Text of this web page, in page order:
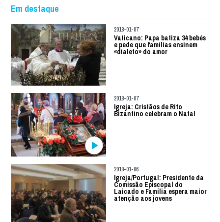
Em destaque
2018-01-07
Vaticano: Papa batiza 34 bebés
e pede que famílias ensinem
«dialeto» do amor
2018-01-07
Igreja: Cristãos de Rito
Bizantino celebram o Natal
2018-01-06
Igreja/Portugal: Presidente da
Comissão Episcopal do
Laicado e Família espera maior
atenção aos jovens